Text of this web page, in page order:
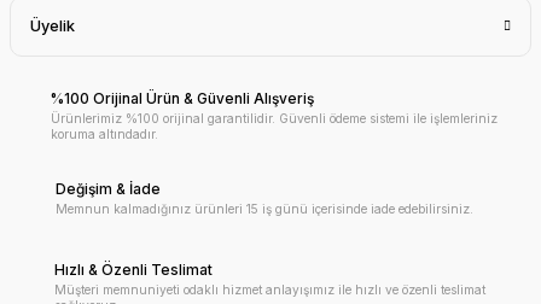
Üyelik
%100 Orijinal Ürün & Güvenli Alışveriş
Ürünlerimiz %100 orijinal garantilidir. Güvenli ödeme sistemi ile işlemleriniz
koruma altındadır.
Değişim & İade
Memnun kalmadığınız ürünleri 15 iş günü içerisinde iade edebilirsiniz.
Hızlı & Özenli Teslimat
Müşteri memnuniyeti odaklı hizmet anlayışımız ile hızlı ve özenli teslimat